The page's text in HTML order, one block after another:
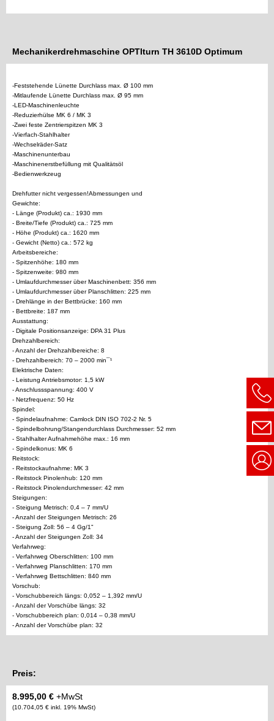
Mechanikerdrehmaschine OPTIturn TH 3610D Optimum
-Feststehende Lünette Durchlass max. Ø 100 mm
-Mitlaufende Lünette Durchlass max. Ø 95 mm
-LED-Maschinenleuchte
-Reduzierhülse MK 6 / MK 3
-Zwei feste Zentrierspitzen MK 3
-Vierfach-Stahlhalter
-Wechselräder-Satz
-Maschinenunterbau
-Maschinenerstbefüllung mit Qualitätsöl
-Bedienwerkzeug
Drehfutter nicht vergessen!Abmessungen und
Gewichte:
- Länge (Produkt) ca.: 1930 mm
- Breite/Tiefe (Produkt) ca.: 725 mm
- Höhe (Produkt) ca.: 1620 mm
- Gewicht (Netto) ca.: 572 kg
Arbeitsbereiche:
- Spitzenhöhe: 180 mm
- Spitzenweite: 980 mm
- Umlaufdurchmesser über Maschinenbett: 356 mm
- Umlaufdurchmesser über Planschlitten: 225 mm
- Drehlänge in der Bettbrücke: 160 mm
- Bettbreite: 187 mm
Ausstattung:
- Digitale Positionsanzeige: DPA 31 Plus
Drehzahlbereich:
- Anzahl der Drehzahlbereiche: 8
- Drehzahlbereich: 70 – 2000 min¯¹
Elektrische Daten:
- Leistung Antriebsmotor: 1,5 kW
- Anschlussspannung: 400 V
- Netzfrequenz: 50 Hz
Spindel:
- Spindelaufnahme: Camlock DIN ISO 702-2 Nr. 5
- Spindelbohrung/Stangendurchlass Durchmesser: 52 mm
- Stahlhalter Aufnahmehöhe max.: 16 mm
- Spindelkonus: MK 6
Reitstock:
- Reitstockaufnahme: MK 3
- Reitstock Pinolenhub: 120 mm
- Reitstock Pinolendurchmesser: 42 mm
Steigungen:
- Steigung Metrisch: 0,4 – 7 mm/U
- Anzahl der Steigungen Metrisch: 26
- Steigung Zoll: 56 – 4 Gg/1"
- Anzahl der Steigungen Zoll: 34
Verfahrweg:
- Verfahrweg Oberschlitten: 100 mm
- Verfahrweg Planschlitten: 170 mm
- Verfahrweg Bettschlitten: 840 mm
Vorschub:
- Vorschubbereich längs: 0,052 – 1,392 mm/U
- Anzahl der Vorschübe längs: 32
- Vorschubbereich plan: 0,014 – 0,38 mm/U
- Anzahl der Vorschübe plan: 32
Preis:
8.995,00 € +MwSt
(10.704,05 € inkl. 19% MwSt)